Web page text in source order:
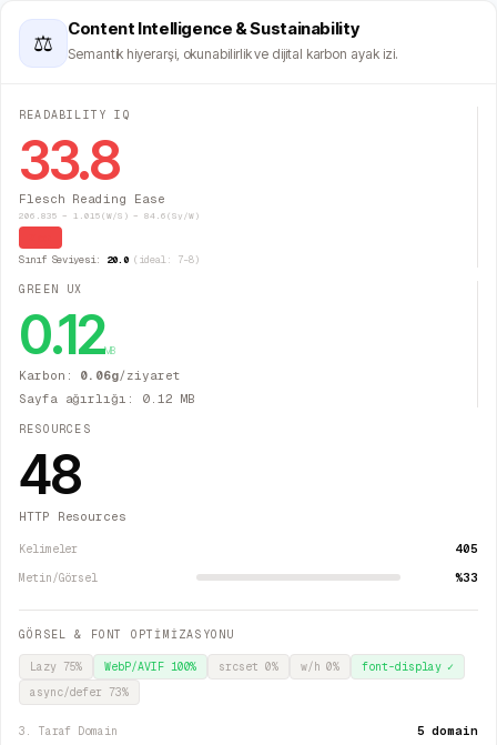
⚖
Content Intelligence & Sustainability
Semantik hiyerarşi, okunabilirlik ve dijital karbon ayak izi.
READABILITY IQ
33.8
Flesch Reading Ease
206.835 − 1.015(W/S) − 84.6(Sy/W)
Sınıf Seviyesi: 20.0(ideal: 7–8)
GREEN UX
0.12MB
Karbon: 0.06g/ziyaret
Sayfa ağırlığı: 0.12 MB
RESOURCES
48
HTTP Resources
Kelimeler 405
Metin/Görsel %33
GÖRSEL & FONT OPTİMİZASYONU
Lazy 75% WebP/AVIF 100% srcset 0% w/h0% font-display✓
async/defer 73%
3. Taraf Domain 5 domain